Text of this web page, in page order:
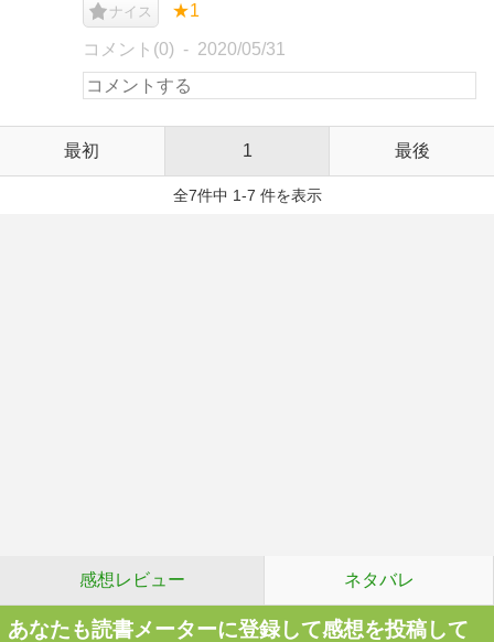
ナイス ★1
コメント(0) 2020/05/31
最初 1 最後
全7件中 1-7 件を表示
感想レビュー ネタバレ
あなたも読書メーターに登録して感想を投稿して